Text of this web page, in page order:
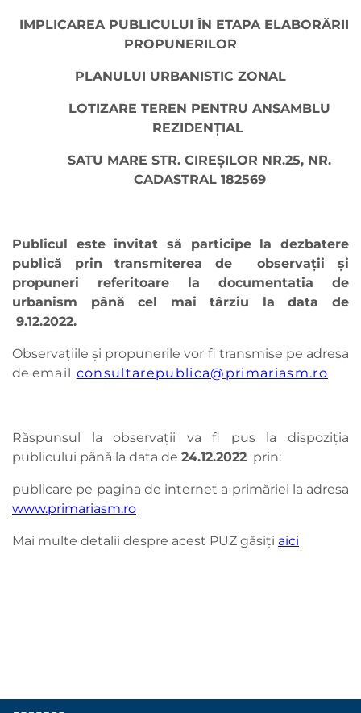
IMPLICAREA PUBLICULUI ÎN ETAPA ELABORĂRII
PROPUNERILOR
PLANULUI URBANISTIC ZONAL
LOTIZARE TEREN PENTRU ANSAMBLU
REZIDENȚIAL
SATU MARE STR. CIREȘILOR NR.25, NR.
CADASTRAL 182569
Publicul este invitat să participe la dezbatere
publică prin transmiterea de observaţii şi
propuneri referitoare la documentatia de
urbanism până cel mai târziu la data de
9.12.2022.
Observaţiile și propunerile vor fi transmise pe adresa
de email consultarepublica@primariasm.ro
Răspunsul la observaţii va fi pus la dispoziţia
publicului până la data de 24.12.2022 prin:
publicare pe pagina de internet a primăriei la adresa
www.primariasm.ro
Mai multe detalii despre acest PUZ găsiți aici